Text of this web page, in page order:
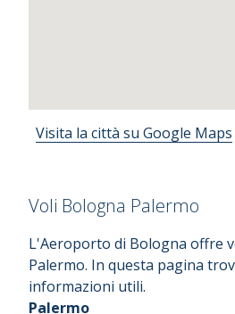
Visita la città su Google Maps
Voli Bologna Palermo
L'Aeroporto di Bologna offre
Palermo. In questa pagina
informazioni utili.
Palermo